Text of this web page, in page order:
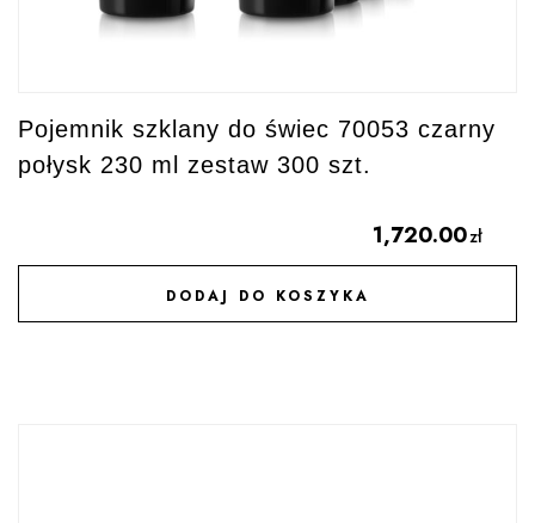
Pojemnik szklany do świec 70053 czarny
połysk 230 ml zestaw 300 szt.
1,720.00zł
DODAJ DO KOSZYKA
DODAJ DO ULUBIONYCH